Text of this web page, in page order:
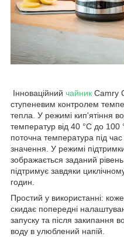
Інноваційний чайник Camry
ступеневим контролем
тепла. У режимі кип'ятіння
температур від 40 °C до 100
поточна температура під
значення. У режимі
зображається заданий
підтримує завдяки
годин.
Простий у використанні:
скидає попередні
запуску та після закипання
воду в улюблений напій.